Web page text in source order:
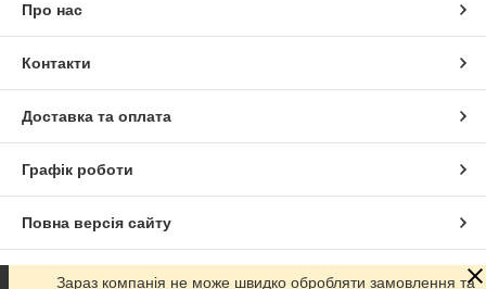
Про нас
Контакти
Доставка та оплата
Графік роботи
Повна версія сайту
Сайт створено на маркетплейсі Prom.ua
Зараз компанія не може швидко обробляти замовлення та